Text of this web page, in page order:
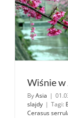
Wiśnie w
ByAsia |
slajdy | Tagi:
Cerasus